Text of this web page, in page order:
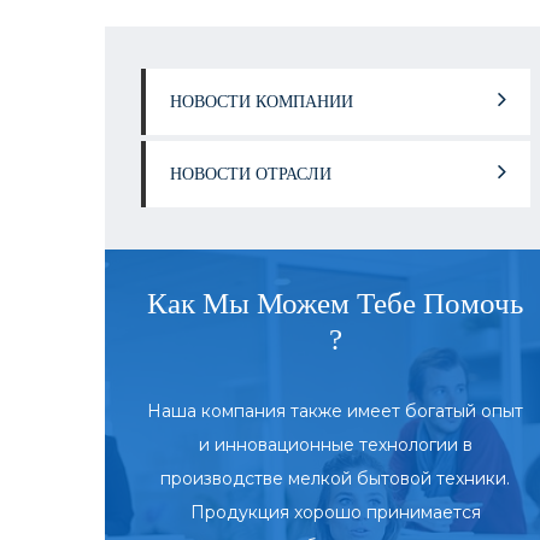
НОВОСТИ КОМПАНИИ
НОВОСТИ ОТРАСЛИ
Как Мы Можем Тебе Помочь
?
Наша компания также имеет богатый опыт
и инновационные технологии в
производстве мелкой бытовой техники.
Продукция хорошо принимается